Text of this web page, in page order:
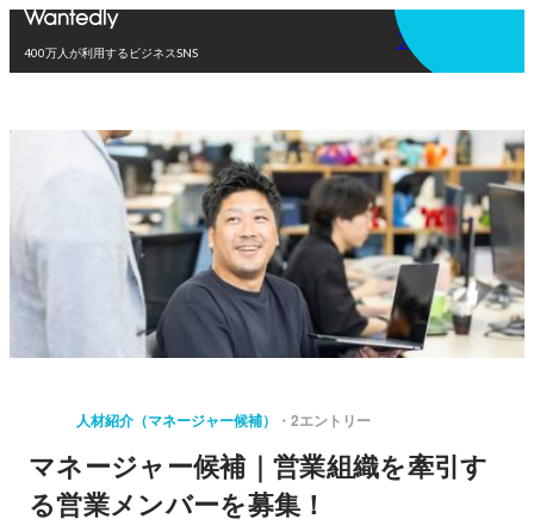
400万人が利用するビジネスSNS
アプリを使う
人材紹介（マネージャー候補） 2エントリー
マネージャー候補｜営業組織を牽引す
る営業メンバーを募集！